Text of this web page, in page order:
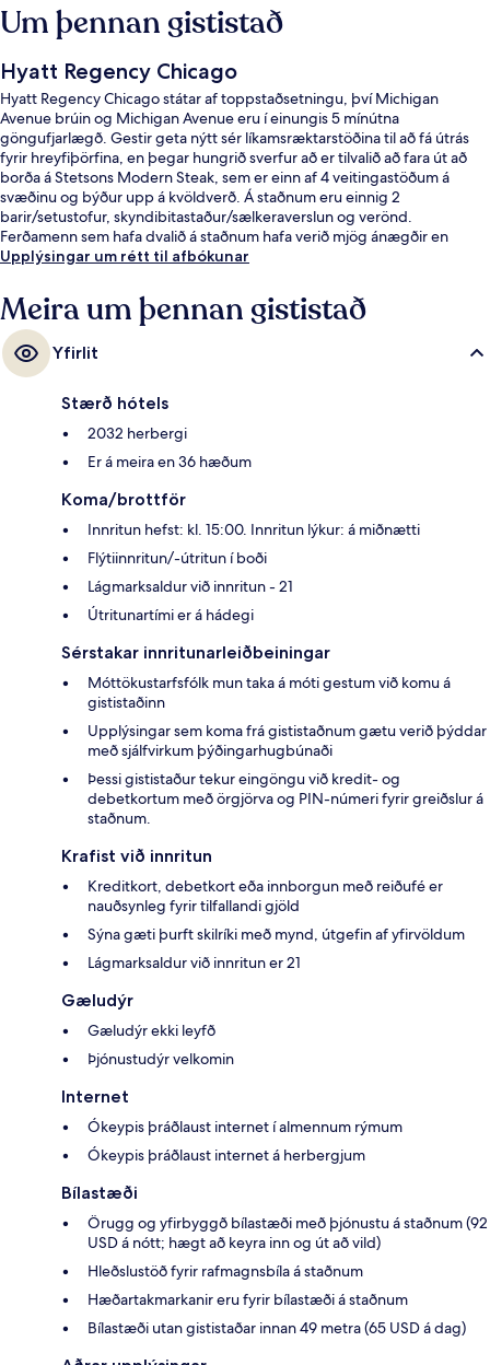
Um þennan gististað
Hyatt Regency Chicago
Hyatt Regency Chicago státar af toppstaðsetningu, því Michigan
Avenue brúin og Michigan Avenue eru í einungis 5 mínútna
göngufjarlægð. Gestir geta nýtt sér líkamsræktarstöðina til að fá útrás
fyrir hreyfiþörfina, en þegar hungrið sverfur að er tilvalið að fara út að
borða á Stetsons Modern Steak, sem er einn af 4 veitingastöðum á
svæðinu og býður upp á kvöldverð. Á staðnum eru einnig 2
barir/setustofur, skyndibitastaður/sælkeraverslun og verönd.
Ferðamenn sem hafa dvalið á staðnum hafa verið mjög ánægðir en
meðal þess sem þeir nefna sem sérstaka kosti eru þægileg rúm og
Randolph-Wabash lestarstöðin er í 8 mínútna göngufjarlægð og State
lestarstöðin í 8 mínútna.
Upplýsingar um rétt til afbókunar
Meira um þennan gististað
Yfirlit
Stærð hótels
2032 herbergi
Er á meira en 36 hæðum
Koma/brottför
Innritun hefst: kl. 15:00. Innritun lýkur: á miðnætti
Flýtiinnritun/-útritun í boði
Lágmarksaldur við innritun - 21
Útritunartími er á hádegi
Sérstakar innritunarleiðbeiningar
Móttökustarfsfólk mun taka á móti gestum við komu á
gististaðinn
Upplýsingar sem koma frá gististaðnum gætu verið þýddar
með sjálfvirkum þýðingarhugbúnaði
Þessi gististaður tekur eingöngu við kredit- og
debetkortum með örgjörva og PIN-númeri fyrir greiðslur á
staðnum.
Krafist við innritun
Kreditkort, debetkort eða innborgun með reiðufé er
nauðsynleg fyrir tilfallandi gjöld
Sýna gæti þurft skilríki með mynd, útgefin af yfirvöldum
Lágmarksaldur við innritun er 21
Gæludýr
Gæludýr ekki leyfð
Þjónustudýr velkomin
Internet
Ókeypis þráðlaust internet í almennum rýmum
Ókeypis þráðlaust internet á herbergjum
Bílastæði
Örugg og yfirbyggð bílastæði með þjónustu á staðnum (92
USD á nótt; hægt að keyra inn og út að vild)
Hleðslustöð fyrir rafmagnsbíla á staðnum
Hæðartakmarkanir eru fyrir bílastæði á staðnum
Bílastæði utan gististaðar innan 49 metra (65 USD á dag)